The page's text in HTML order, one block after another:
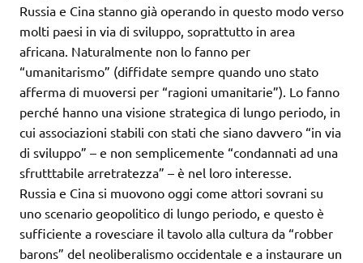
Russia e Cina stanno già operando in questo modo verso
molti paesi in via di sviluppo, soprattutto in area
africana. Naturalmente non lo fanno per
“umanitarismo” (diffidate sempre quando uno stato
afferma di muoversi per “ragioni umanitarie”). Lo fanno
perché hanno una visione strategica di lungo periodo, in
cui associazioni stabili con stati che siano davvero “in via
di sviluppo” – e non semplicemente “condannati ad una
sfrutttabile arretratezza” – è nel loro interesse.
Russia e Cina si muovono oggi come attori sovrani su
uno scenario geopolitico di lungo periodo, e questo è
sufficiente a rovesciare il tavolo alla cultura da “robber
barons” del neoliberalismo occidentale e a instaurare un